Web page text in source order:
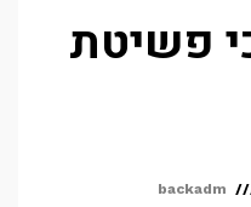
פשיטת
backadm